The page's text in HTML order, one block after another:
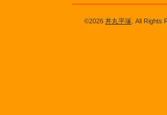
©2026 丼丸平塚 . All Rights